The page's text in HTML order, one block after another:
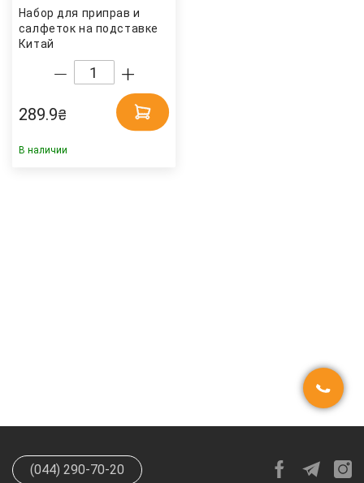
Набор для приправ и
салфеток на подставке
Китай
289.9₴
В наличии
(044) 290-70-20